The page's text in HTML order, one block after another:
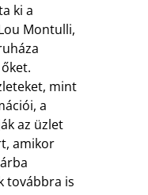
ki a
Montulli,
mint
a
az üzlet
amikor
továbbra is